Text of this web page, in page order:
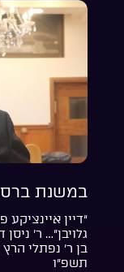
במשנת
“דיין
גלויבן”… ר’
בן ר’ נפתלי
תשפ”ו